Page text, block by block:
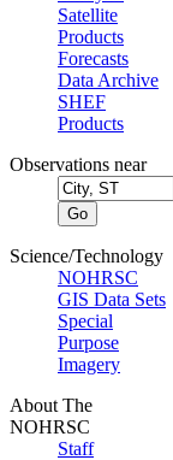
Satellite
Products
Forecasts
Data Archive
SHEF
Products
Observations near
Science/Technology
NOHRSC
GIS Data Sets
Special
Purpose
Imagery
About The
NOHRSC
Staff